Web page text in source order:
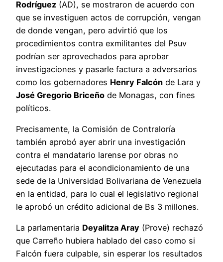
Rodríguez (AD), se mostraron de acuerdo con
que se investiguen actos de corrupción, vengan
de donde vengan, pero advirtió que los
procedimientos contra exmilitantes del Psuv
podrían ser aprovechados para aprobar
investigaciones y pasarle factura a adversarios
como los gobernadores Henry Falcón de Lara y
José Gregorio Briceño de Monagas, con fines
políticos.
Precisamente, la Comisión de Contraloría
también aprobó ayer abrir una investigación
contra el mandatario larense por obras no
ejecutadas para el acondicionamiento de una
sede de la Universidad Bolivariana de Venezuela
en la entidad, para lo cual el legislativo regional
le aprobó un crédito adicional de Bs 3 millones.
La parlamentaria Deyalitza Aray (Prove) rechazó
que Carreño hubiera hablado del caso como si
Falcón fuera culpable, sin esperar los resultados